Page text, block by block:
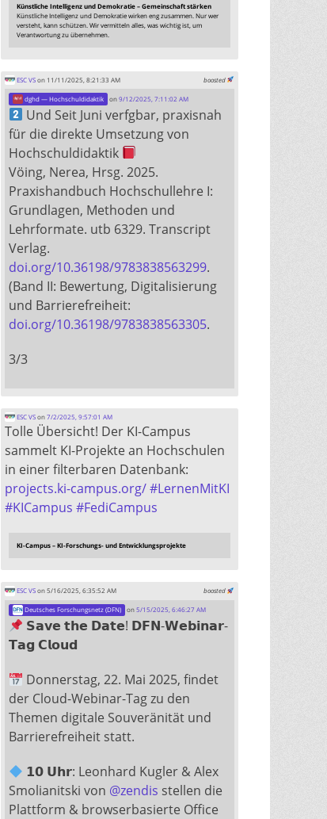
Künstliche Intelligenz und Demokratie – Gemeinschaft stärken
Künstliche Intelligenz und Demokratie wirken eng zusammen. Nur wer
versteht, kann schützen. Wir vermitteln alles, was wichtig ist, um
Verantwortung zu übernehmen.
boosted
ESC VSon 11/11/2025, 8:21:33 AM
dghd — Hochschuldidaktik on9/12/2025, 7:11:02 AM
Und Seit Juni verfgbar, praxisnah
für die direkte Umsetzung von
Hochschuldidaktik
Vöing, Nerea, Hrsg. 2025.
Praxishandbuch Hochschullehre I:
Grundlagen, Methoden und
Lehrformate. utb 6329. Transcript
Verlag.
doi.org/10.36198/9783838563299.
(Band II: Bewertung, Digitalisierung
und Barrierefreiheit:
doi.org/10.36198/9783838563305.
3/3
ESC VSon7/2/2025, 9:57:01 AM
Tolle Übersicht! Der KI-Campus
sammelt KI-Projekte an Hochschulen
in einer filterbaren Datenbank:
projects.ki-campus.org/#LernenMitKI
#KICampus #FediCampus
KI-Campus – KI-Forschungs- und Entwicklungsprojekte
boosted
ESC VSon 5/16/2025, 6:35:52 AM
Deutsches Forschungsnetz (DFN) on5/15/2025, 6:46:27 AM
𝗦𝗮𝘃𝗲 𝘁𝗵𝗲 𝗗𝗮𝘁𝗲! 𝗗𝗙𝗡-𝗪𝗲𝗯𝗶𝗻𝗮𝗿-
𝗧𝗮𝗴 𝗖𝗹𝗼𝘂𝗱
Donnerstag, 22. Mai 2025, findet
der Cloud-Webinar-Tag zu den
Themen digitale Souveränität und
Barrierefreiheit statt.
𝟭𝟬 𝗨𝗵𝗿: Leonhard Kugler & Alex
Smolianitski von @zendis stellen die
Plattform & browserbasierte Office